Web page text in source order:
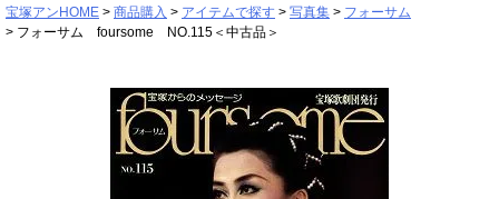
宝塚アンHOME 商品購入 アイテムで探す 写真集
フォーサム
フォーサム foursome NO.115＜中古品＞